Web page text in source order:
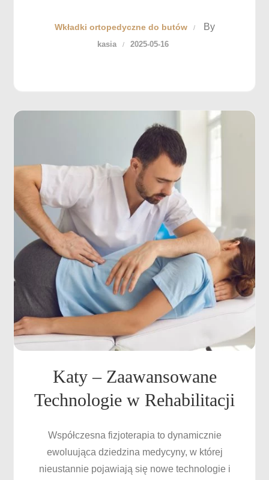
Wkładki ortopedyczne do butów By
kasia 2025-05-16
Katy – Zaawansowane
Technologie w Rehabilitacji
Współczesna fizjoterapia to dynamicznie
ewoluująca dziedzina medycyny, w której
nieustannie pojawiają się nowe technologie i